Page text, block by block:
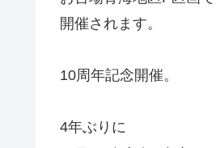
開催されます。
10周年記念開催。
4年ぶりに